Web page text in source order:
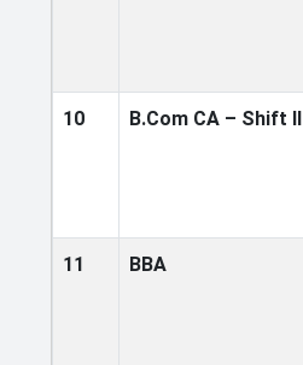
10 B.Com CA – Shift II
11 BBA